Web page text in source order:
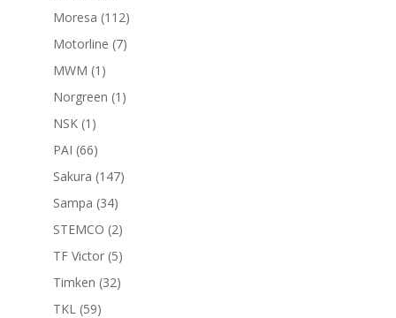
productos
Moresa 112112
productos
Motorline 77
MWM 1 1
producto
Norgreen 1 1
NSK 1 1
producto
PAI 6666
productos
Sakura 147147
Sampa 3434
productos
STEMCO 22
productos
TF Victor 55
productos
Timken 3232
TKL 5959